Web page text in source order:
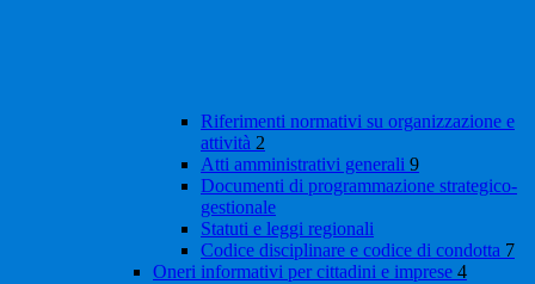
Riferimenti normativi su organizzazione e
attività 2
Atti amministrativi generali 9
Documenti di programmazione strategico-
gestionale
Statuti e leggi regionali
Codice disciplinare e codice di condotta 7
Oneri informativi per cittadini e imprese 4